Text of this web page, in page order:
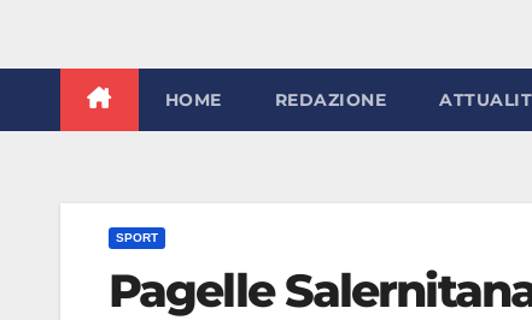
HOME REDAZIONE
SPORT
Pagelle